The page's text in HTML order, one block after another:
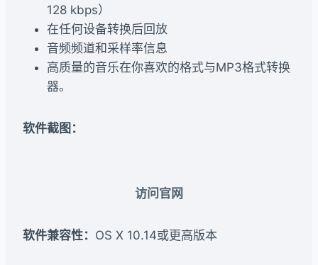
128 kbps）
在任何设备转换后回放
音频频道和采样率信息
高质量的音乐在你喜欢的格式与MP3格式转换
器。
软件截图：
访问官网
软件兼容性： OS X 10.14或更高版本